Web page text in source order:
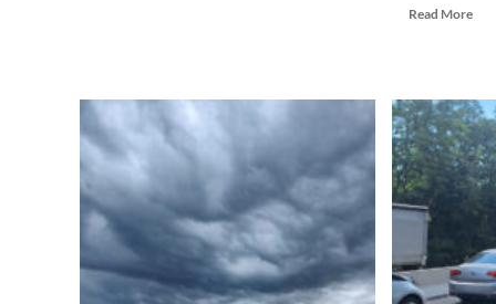
zbate
Spitalul
Municipal
Agigea,
perioada
iulie
Read MoreRead
de
46
de
ani
de
în